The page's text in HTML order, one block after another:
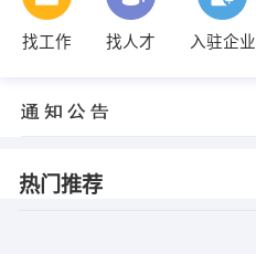
找工作 找人才 入驻企业
热门推荐